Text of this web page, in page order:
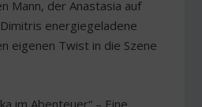
Mann, der Anastasia auf
energiegeladene
eigenen Twist in die Szene